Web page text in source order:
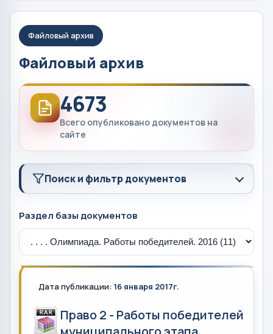
Файловый архив
Файловый архив
4673
Всего опубликовано документов на
сайте
Поиск и фильтр документов
Раздел базы документов
Дата публикации: 16 января 2017г.
Право 2 - Работы победителей